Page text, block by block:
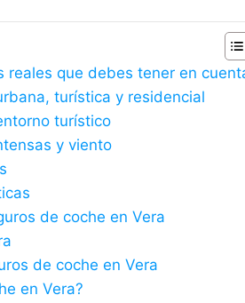
reales que debes tener en
turística y residencial
turístico
y viento
de coche en Vera
de coche en Vera
en Vera?